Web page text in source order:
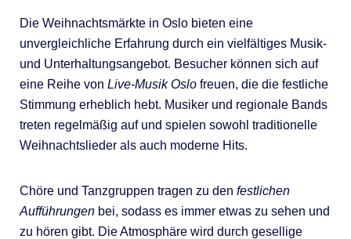
Die Weihnachtsmärkte in Oslo bieten eine
unvergleichliche Erfahrung durch ein vielfältiges Musik-
und Unterhaltungsangebot. Besucher können sich auf
eine Reihe von Live-Musik Oslofreuen, die die festliche
Stimmung erheblich hebt. Musiker und regionale Bands
treten regelmäßig auf und spielen sowohl traditionelle
Weihnachtslieder als auch moderne Hits.
Chöre und Tanzgruppen tragen zu den festlichen
Aufführungenbei, sodass es immer etwas zu sehen und
zu hören gibt. Die Atmosphäre wird durch gesellige